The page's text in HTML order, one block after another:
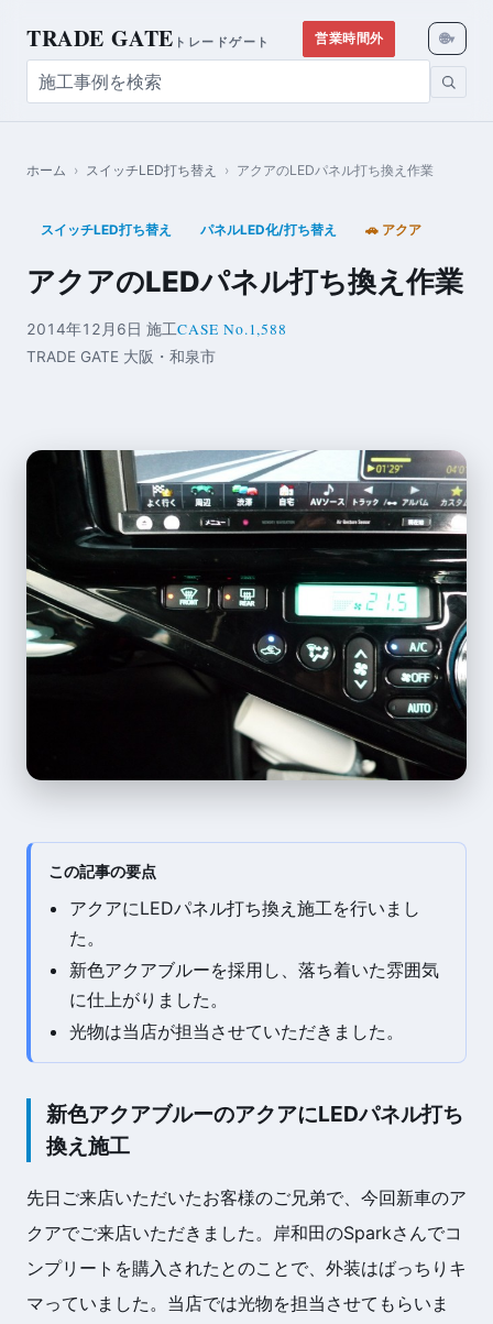
TRADE GATE トレードゲート 営業時間外 🌐▾
ホーム › スイッチLED打ち替え › アクアのLEDパネル打ち換え作業
スイッチLED打ち替え パネルLED化/打ち替え 🚗 アクア
アクアのLEDパネル打ち換え作業
2014年12月6日 施工CASE No.1,588
TRADE GATE 大阪・和泉市
この記事の要点
アクアにLEDパネル打ち換え施工を行いまし
た。
新色アクアブルーを採用し、落ち着いた雰囲気
に仕上がりました。
光物は当店が担当させていただきました。
新色アクアブルーのアクアにLEDパネル打ち
換え施工
先日ご来店いただいたお客様のご兄弟で、今回新車のア
クアでご来店いただきました。岸和田のSparkさんでコ
ンプリートを購入されたとのことで、外装はばっちりキ
マっていました。当店では光物を担当させてもらいま